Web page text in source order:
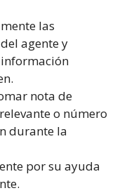
las
agente y
nota de
o número
durante la
por su ayuda